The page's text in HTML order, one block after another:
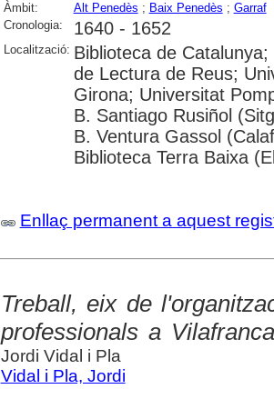
Àmbit:
Alt Penedès ; Baix Penedès ; Garraf
Cronologia:
1640 - 1652
Localització: Biblioteca de
de Lectura de Reus;
Girona; Universitat
B. Santiago Rusiñol
B. Ventura Gassol
Biblioteca Terra Baixa
Enllaç permanent a aquest
Treball, eix de
professionals a
Jordi Vidal i Pla
Vidal i Pla, Jordi